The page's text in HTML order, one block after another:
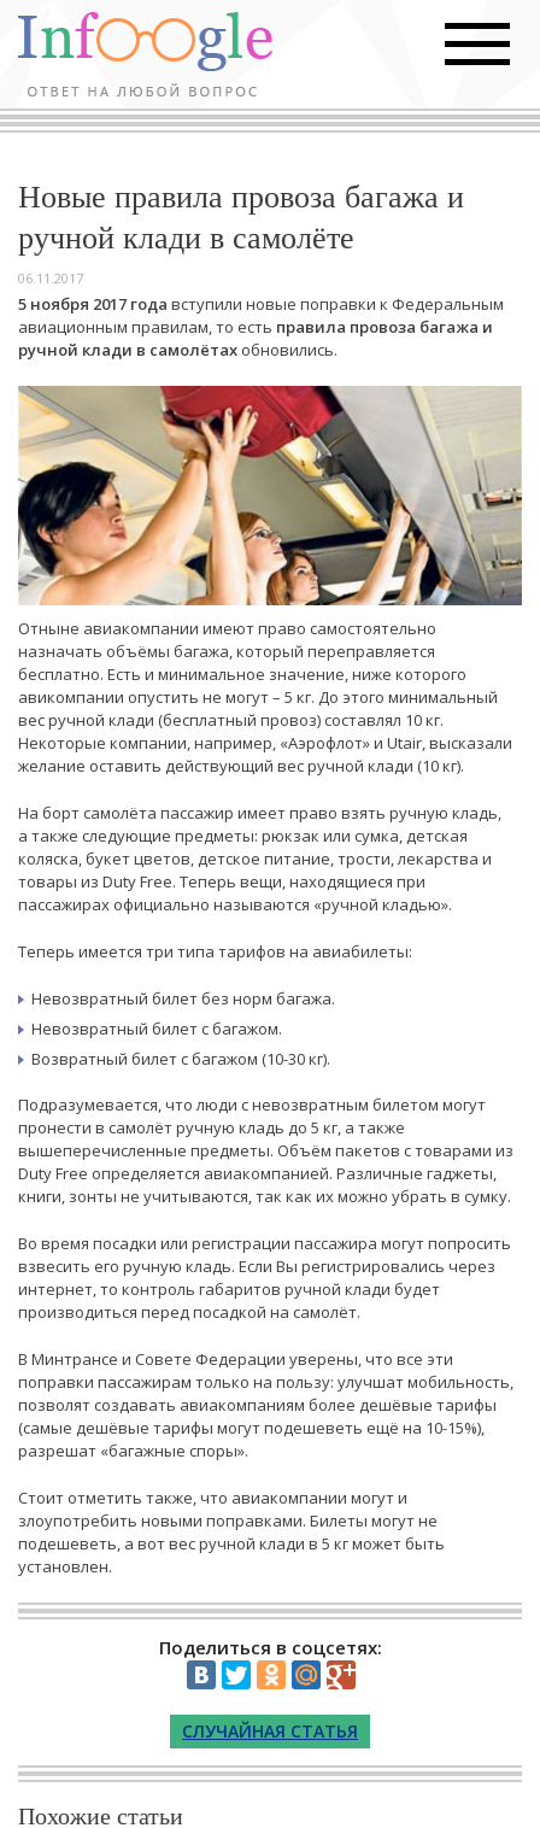
Новые правила провоза багажа и
ручной клади в самолёте
06.11.2017
5 ноября 2017 года вступили новые поправки к Федеральным
авиационным правилам, то есть правила провоза багажа и
ручной клади в самолётах обновились.
Отныне авиакомпании имеют право самостоятельно
назначать объёмы багажа, который переправляется
бесплатно. Есть и минимальное значение, ниже которого
авикомпании опустить не могут – 5 кг. До этого минимальный
вес ручной клади (бесплатный провоз) составлял 10 кг.
Некоторые компании, например, «Аэрофлот» и Utair, высказали
желание оставить действующий вес ручной клади (10 кг).
На борт самолёта пассажир имеет право взять ручную кладь,
а также следующие предметы: рюкзак или сумка, детская
коляска, букет цветов, детское питание, трости, лекарства и
товары из Duty Free. Теперь вещи, находящиеся при
пассажирах официально называются «ручной кладью».
Теперь имеется три типа тарифов на авиабилеты:
Невозвратный билет без норм багажа.
Невозвратный билет с багажом.
Возвратный билет с багажом (10-30 кг).
Подразумевается, что люди с невозвратным билетом могут
пронести в самолёт ручную кладь до 5 кг, а также
вышеперечисленные предметы. Объём пакетов с товарами из
Duty Free определяется авиакомпанией. Различные гаджеты,
книги, зонты не учитываются, так как их можно убрать в сумку.
Во время посадки или регистрации пассажира могут попросить
взвесить его ручную кладь. Если Вы регистрировались через
интернет, то контроль габаритов ручной клади будет
производиться перед посадкой на самолёт.
В Минтрансе и Совете Федерации уверены, что все эти
поправки пассажирам только на пользу: улучшат мобильность,
позволят создавать авиакомпаниям более дешёвые тарифы
(самые дешёвые тарифы могут подешеветь ещё на 10-15%),
разрешат «багажные споры».
Стоит отметить также, что авиакомпании могут и
злоупотребить новыми поправками. Билеты могут не
подешеветь, а вот вес ручной клади в 5 кг может быть
установлен.
Поделиться в соцсетях:
СЛУЧАЙНАЯ СТАТЬЯ
Похожие статьи